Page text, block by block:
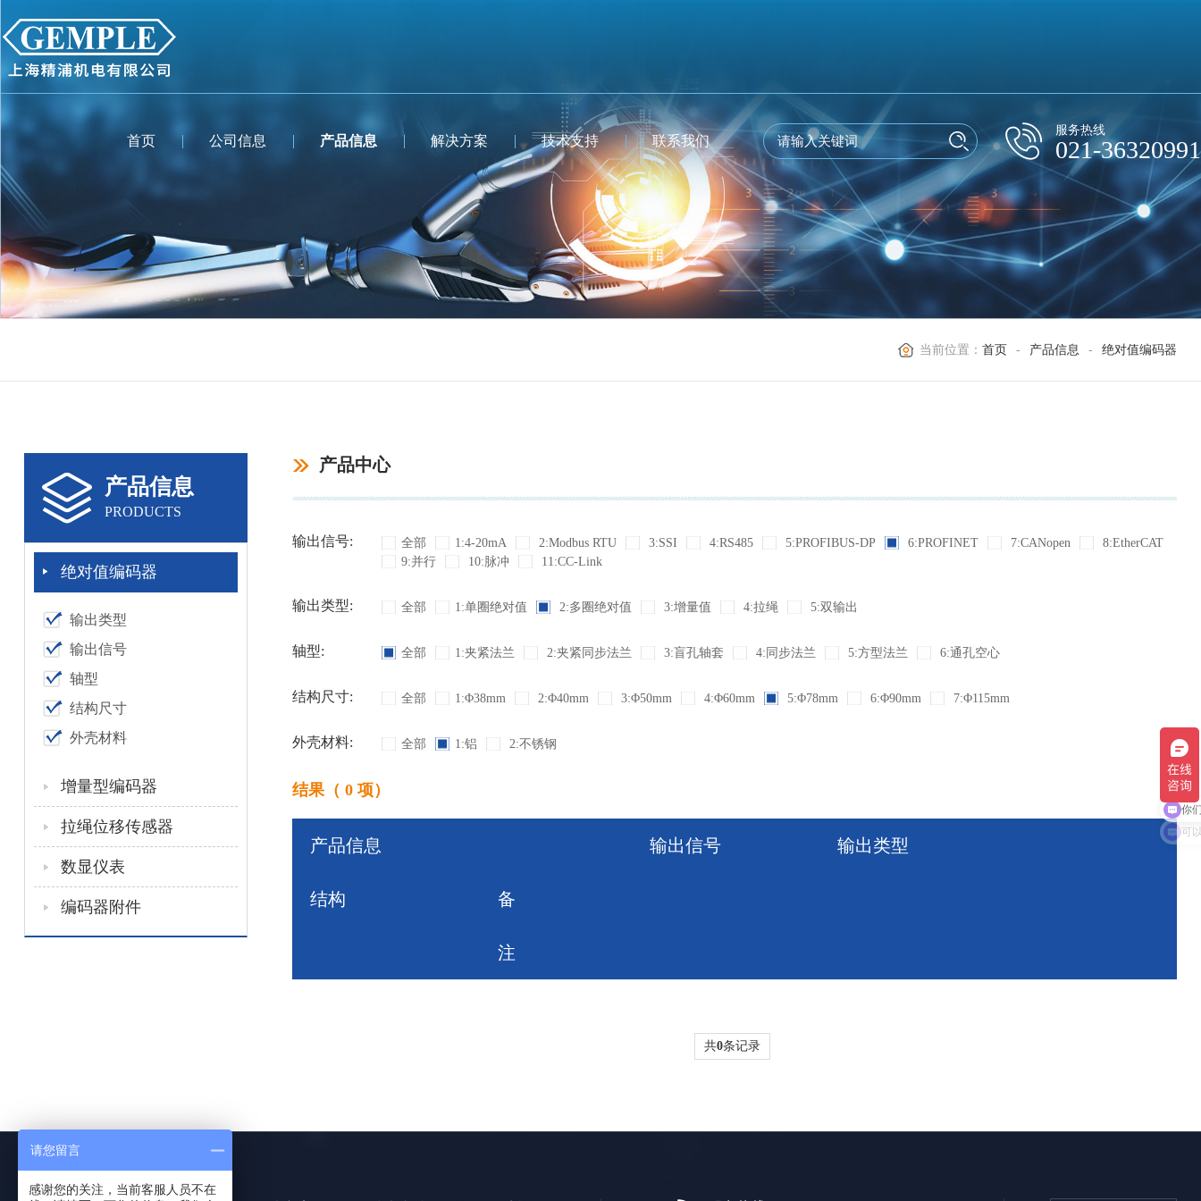
首页 公司信息 产品信息 解决方案 技术支持 联系我们
服务热线
021-36320991
当前位置：首页 - 产品信息 - 绝对值编码器
产品信息
PRODUCTS
绝对值编码器
输出类型
输出信号
轴型
结构尺寸
外壳材料
增量型编码器
拉绳位移传感器
数显仪表
编码器附件
产品中心
输出信号: 全部 1:4-20mA 2:Modbus RTU 3:SSI 4:RS485 5:PROFIBUS-DP 6:PROFINET 7:CANopen
8:EtherCAT
9:并行
10:脉冲 11:CC-Link
输出类型: 全部 1:单圈绝对值 2:多圈绝对值 3:增量值 4:拉绳 5:双输出
轴型: 全部 1:夹紧法兰 2:夹紧同步法兰 3:盲孔轴套 4:同步法兰 5:方型法兰 6:通孔空心
结构尺寸: 全部 1:Φ38mm 2:Φ40mm 3:Φ50mm 4:Φ60mm 5:Φ78mm 6:Φ90mm 7:Φ115mm
外壳材料: 全部 1:铝 2:不锈钢
结果（ 0 项）
产品信息 输出信号 输出类型
结构 备
注
共0条记录
你
请您留言
感谢您的关注，当前客服人员不在